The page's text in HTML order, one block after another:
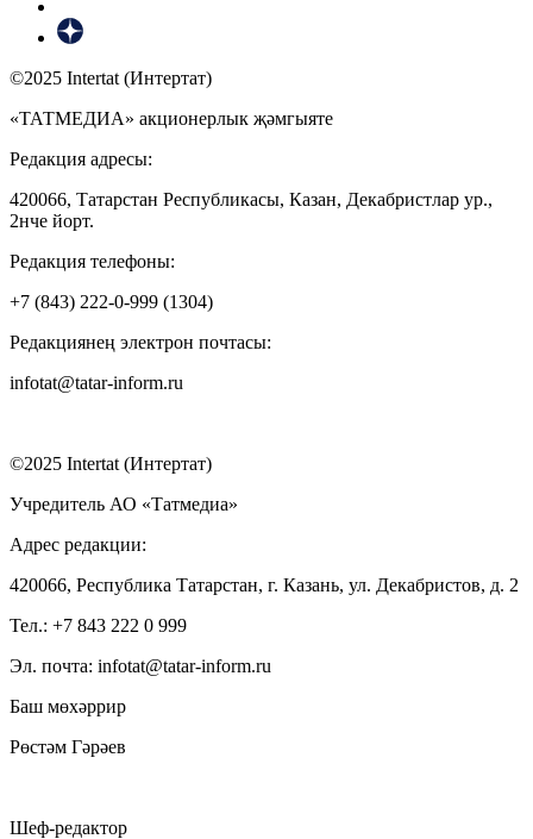
©2025 Intertat (Интертат)
«ТАТМЕДИА» акционерлык җәмгыяте
Редакция адресы:
420066, Татарстан Республикасы, Казан, Декабристлар ур.,
2нче йорт.
Редакция телефоны:
+7 (843) 222-0-999 (1304)
Редакциянең электрон почтасы:
infotat@tatar-inform.ru
©2025 Intertat (Интертат)
Учредитель АО «Татмедиа»
Адрес редакции:
420066, Республика Татарстан, г. Казань, ул. Декабристов, д. 2
Тел.: +7 843 222 0 999
Эл. почта: infotat@tatar-inform.ru
Баш мөхәррир
Рөстәм Гәрәев
Шеф-редактор